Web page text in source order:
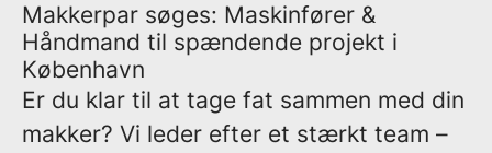
Makkerpar søges: Maskinfører &
Håndmand til spændende projekt i
København
Er du klar til at tage fat sammen med din
makker? Vi leder efter et stærkt team –